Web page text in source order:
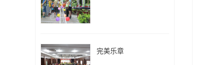
完美乐章